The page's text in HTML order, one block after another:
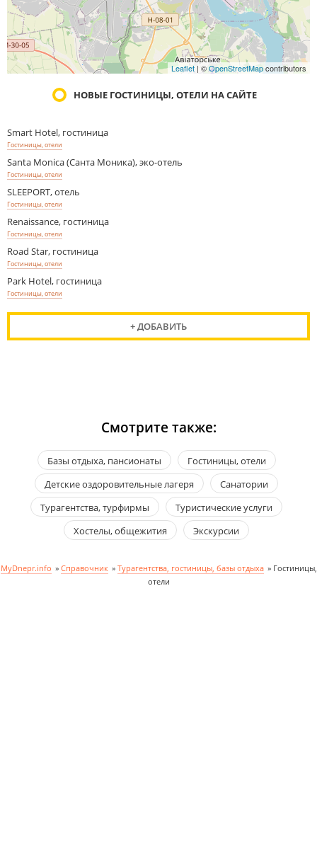
Leaflet | ©OpenStreetMapcontributors
НОВЫЕ ГОСТИНИЦЫ, ОТЕЛИ НА САЙТЕ
Smart Hotel, гостиница
Гостиницы, отели
Santa Monica (Санта Моника), эко-отель
Гостиницы, отели
SLEEPORT, отель
Гостиницы, отели
Renaissance, гостиница
Гостиницы, отели
Road Star, гостиница
Гостиницы, отели
Park Hotel, гостиница
Гостиницы, отели
+ ДОБАВИТЬ
Смотрите также:
Базы отдыха, пансионаты
Гостиницы, отели
Детские оздоровительные лагеря
Санатории
Турагентства, турфирмы
Туристические услуги
Хостелы, общежития
Экскурсии
MyDnepr.info » Справочник » Турагентства, гостиницы, базы отдыха » Гостиницы,
отели